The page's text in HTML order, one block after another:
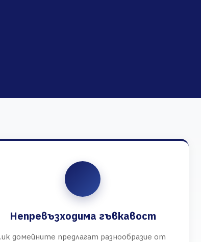
Непревъзходима гъвкавост
.uk домейните предлагат разнообразие от